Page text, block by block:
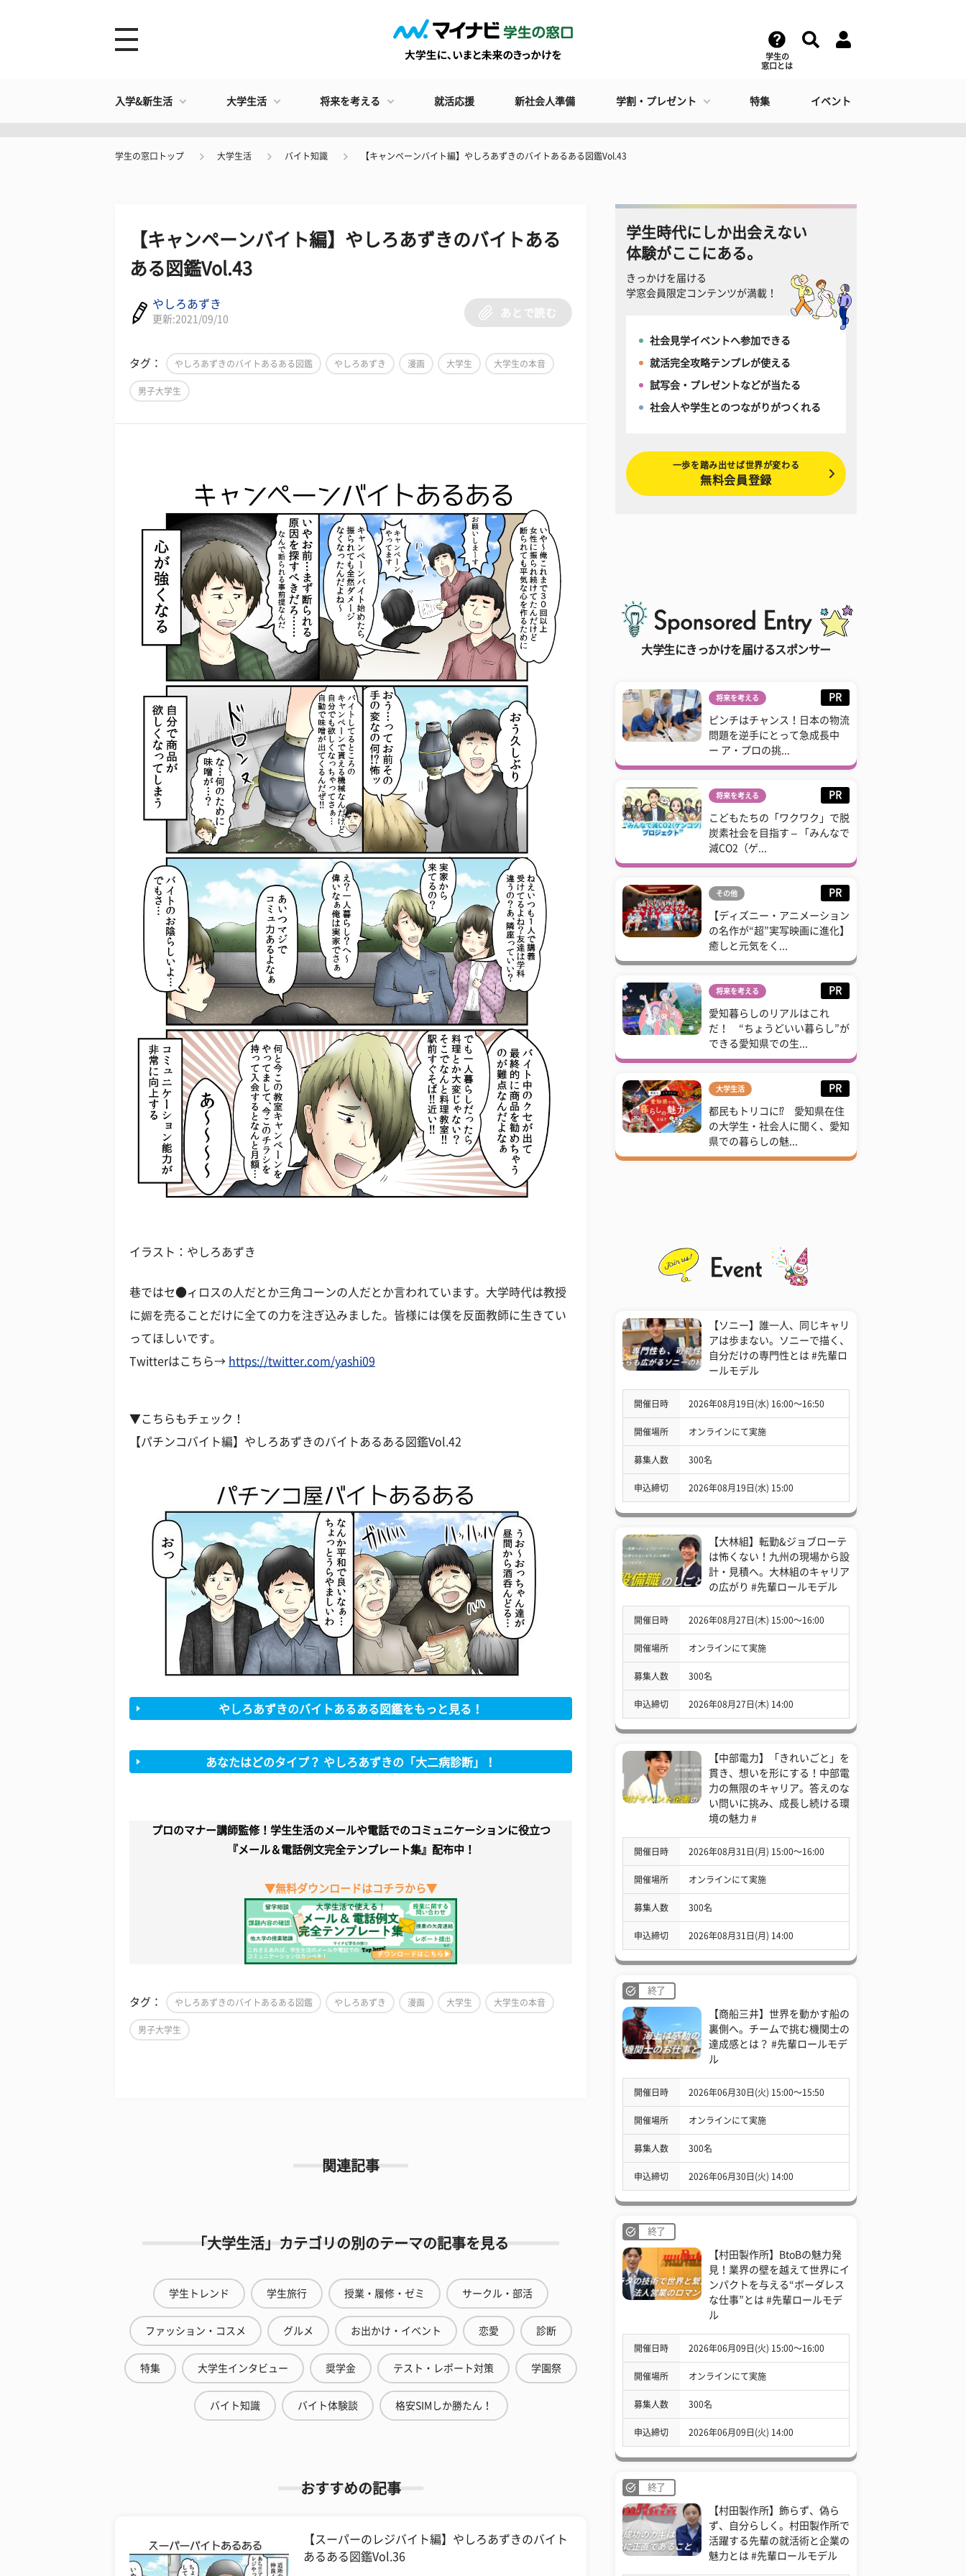
学生の
窓口とは
入学&新生活 大学生活 将来を考える 就活応援 新社会人準備 学割・プレゼント 特集 イベント
学生の窓口トップ 大学生活 バイト知識 【キャンペーンバイト編】やしろあずきのバイトあるある図鑑Vol.43
【キャンペーンバイト編】やしろあずきのバイトある
ある図鑑Vol.43
やしろあずき
更新:2021/09/10
あとで読む
タグ： やしろあずきのバイトあるある図鑑 やしろあずき 漫画 大学生 大学生の本音
男子大学生
イラスト：やしろあずき
巷ではセ●ィロスの人だとか三角コーンの人だとか言われています。大学時代は教授
に媚を売ることだけに全ての力を注ぎ込みました。皆様には僕を反面教師に生きてい
ってほしいです。
Twitterはこちら→ https://twitter.com/yashi09
▼こちらもチェック！
【パチンコバイト編】やしろあずきのバイトあるある図鑑Vol.42
やしろあずきのバイトあるある図鑑をもっと見る！
あなたはどのタイプ？ やしろあずきの「大二病診断」！
プロのマナー講師監修！学生生活のメールや電話でのコミュニケーションに役立つ
『メール＆電話例文完全テンプレート集』配布中！
▼無料ダウンロードはコチラから▼
タグ： やしろあずきのバイトあるある図鑑 やしろあずき 漫画 大学生 大学生の本音
男子大学生
関連記事
「大学生活」カテゴリの別のテーマの記事を見る
学生トレンド 学生旅行 授業・履修・ゼミ サークル・部活
ファッション・コスメ グルメ お出かけ・イベント 恋愛 診断
特集 大学生インタビュー 奨学金 テスト・レポート対策 学園祭
バイト知識 バイト体験談 格安SIMしか勝たん！
おすすめの記事
【スーパーのレジバイト編】やしろあずきのバイト
あるある図鑑Vol.36
学生時代にしか出会えない
体験がここにある。
きっかけを届ける
学窓会員限定コンテンツが満載！
社会見学イベントへ参加できる
就活完全攻略テンプレが使える
試写会・プレゼントなどが当たる
社会人や学生とのつながりがつくれる
一歩を踏み出せば世界が変わる
無料会員登録
大学生にきっかけを届けるスポンサー
将来を考える PR
ピンチはチャンス！日本の物流
問題を逆手にとって急成長中
ー ア・プロの挑...
将来を考える PR
こどもたちの「ワクワク」で脱
炭素社会を目指す – 「みんなで
減CO2（ゲ...
その他 PR
【ディズニー・アニメーション
の名作が“超”実写映画に進化】
癒しと元気をく...
将来を考える PR
愛知暮らしのリアルはこれ
だ！ “ちょうどいい暮らし”が
できる愛知県での生...
大学生活 PR
都民もトリコに⁉ 愛知県在住
の大学生・社会人に聞く、愛知
県での暮らしの魅...
【ソニー】誰一人、同じキャリ
アは歩まない。ソニーで描く、
自分だけの専門性とは #先輩ロ
ールモデル
開催日時 2026年08月19日(水) 16:00〜16:50
開催場所 オンラインにて実施
募集人数 300名
申込締切 2026年08月19日(水) 15:00
【大林組】転勤&ジョブローテ
は怖くない！九州の現場から設
計・見積へ。大林組のキャリア
の広がり #先輩ロールモデル
開催日時 2026年08月27日(木) 15:00〜16:00
開催場所 オンラインにて実施
募集人数 300名
申込締切 2026年08月27日(木) 14:00
【中部電力】「きれいごと」を
貫き、想いを形にする！中部電
力の無限のキャリア。答えのな
い問いに挑み、成長し続ける環
境の魅力 #
開催日時 2026年08月31日(月) 15:00〜16:00
開催場所 オンラインにて実施
募集人数 300名
申込締切 2026年08月31日(月) 14:00
終了
【商船三井】世界を動かす船の
裏側へ。チームで挑む機関士の
達成感とは？ #先輩ロールモデ
ル
開催日時 2026年06月30日(火) 15:00〜15:50
開催場所 オンラインにて実施
募集人数 300名
申込締切 2026年06月30日(火) 14:00
終了
【村田製作所】BtoBの魅力発
見！業界の壁を越えて世界にイ
ンパクトを与える“ボーダレス
な仕事”とは #先輩ロールモデ
ル
開催日時 2026年06月09日(火) 15:00〜16:00
開催場所 オンラインにて実施
募集人数 300名
申込締切 2026年06月09日(火) 14:00
終了
【村田製作所】飾らず、偽ら
ず、自分らしく。村田製作所で
活躍する先輩の就活術と企業の
魅力とは #先輩ロールモデル